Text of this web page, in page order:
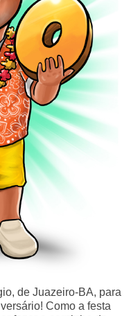
de Juazeiro-BA, para
Como a festa